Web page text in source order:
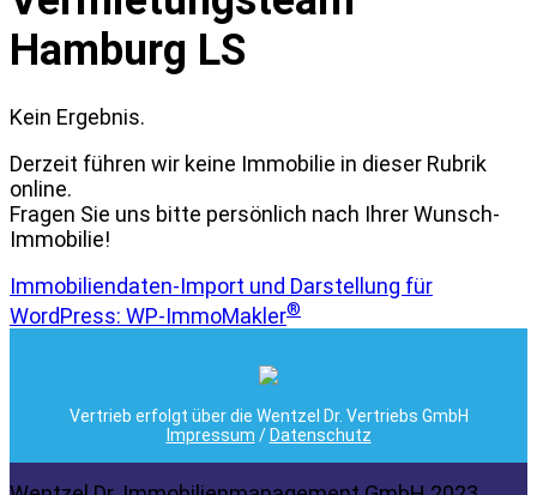
Hamburg LS
Kein Ergebnis.
Derzeit führen wir keine Immobilie in dieser Rubrik
online.
Fragen Sie uns bitte persönlich nach Ihrer Wunsch-
Immobilie!
Immobiliendaten-Import und Darstellung für
WordPress: WP-ImmoMakler®
Vertrieb erfolgt über die Wentzel Dr. Vertriebs GmbH
Impressum / Datenschutz